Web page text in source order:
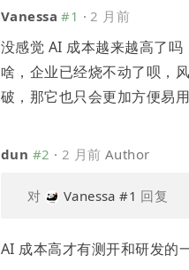
Vanessa #1 ·2 月前
没感觉 AI 成本越来越高了
啥，企业已经烧不动了呗，
破，那它也只会更加方便易
dun #2 · 2 月前 Author
对 Vanessa #1 回复
AI 成本高才有测开和研发的